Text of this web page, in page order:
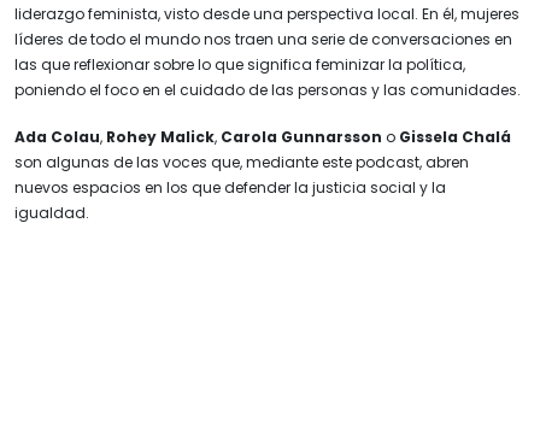
liderazgo feminista, visto desde una perspectiva local. En él, mujeres
líderes de todo el mundo nos traen una serie de conversaciones en
las que reflexionar sobre lo que significa feminizar la política,
poniendo el foco en el cuidado de las personas y las comunidades.
Ada Colau, Rohey Malick, Carola Gunnarsson o Gissela Chalá
son algunas de las voces que, mediante este podcast, abren
nuevos espacios en los que defender la justicia social y la
igualdad.